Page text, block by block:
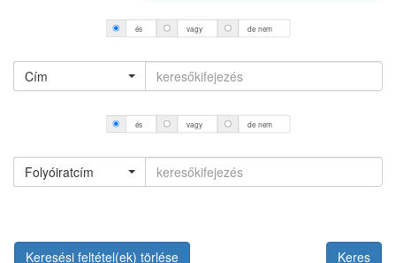
és vagy de nem
Cím
és vagy de nem
Folyóiratcím
Keresési feltétel(ek) törlése